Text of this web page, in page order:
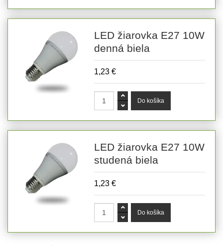
LED žiarovka E27 10W
denná biela
1,23 €
LED žiarovka E27 10W
studená biela
1,23 €